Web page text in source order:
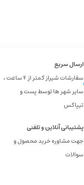
ارسال سریع
سفارشات شیراز کمتر از 4 ساعت ،
سایر شهر ها توسط پست و
تیپاکس
پشتیبانی آنلاین و تلفنی
جهت مشاوره خرید محصول و
سوالات